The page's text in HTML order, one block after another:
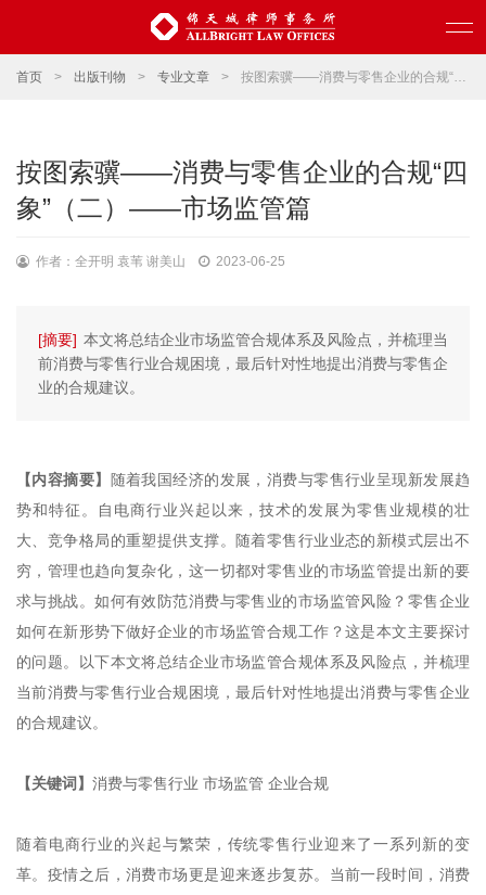
首页 > 出版刊物 > 专业文章 > 按图索骥——消费与零售企业的合规“四象”（二）——市场监管篇
按图索骥——消费与零售企业的合规“四
象”（二）——市场监管篇
作者：全开明 袁苇 谢美山 2023-06-25
[摘要] 本文将总结企业市场监管合规体系及风险点，并梳理当
前消费与零售行业合规困境，最后针对性地提出消费与零售企
业的合规建议。
【内容摘要】
随着我国经济的发展，消费与零售行业呈现新发展趋
势和特征。自电商行业兴起以来，技术的发展为零售业规模的壮
大、竞争格局的重塑提供支撑。随着零售行业业态的新模式层出不
穷，管理也趋向复杂化，这一切都对零售业的市场监管提出新的要
求与挑战。如何有效防范消费与零售业的市场监管风险？零售企业
如何在新形势下做好企业的市场监管合规工作？这是本文主要探讨
的问题。以下本文将总结企业市场监管合规体系及风险点，并梳理
当前消费与零售行业合规困境，最后针对性地提出消费与零售企业
的合规建议。
【关键词】 消费与零售行业 市场监管 企业合规
随着电商行业的兴起与繁荣，传统零售行业迎来了一系列新的变
革。疫情之后，消费市场更是迎来逐步复苏。当前一段时间，消费